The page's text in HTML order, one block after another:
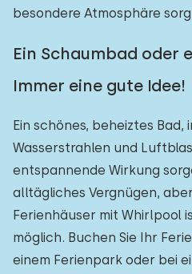
besondere Atmosphäre
Ein Schaumbad oder
Immer eine gute Idee!
Ein schönes, beheiztes Bad,
Wasserstrahlen und
entspannende Wirkung
alltägliches Vergnügen,
Ferienhäuser mit Whirlpool
möglich. Buchen Sie Ihr
einem Ferienpark oder bei